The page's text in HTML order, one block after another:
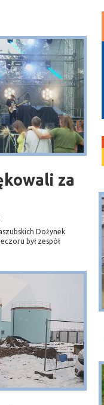
za
Dożynek
był zespół